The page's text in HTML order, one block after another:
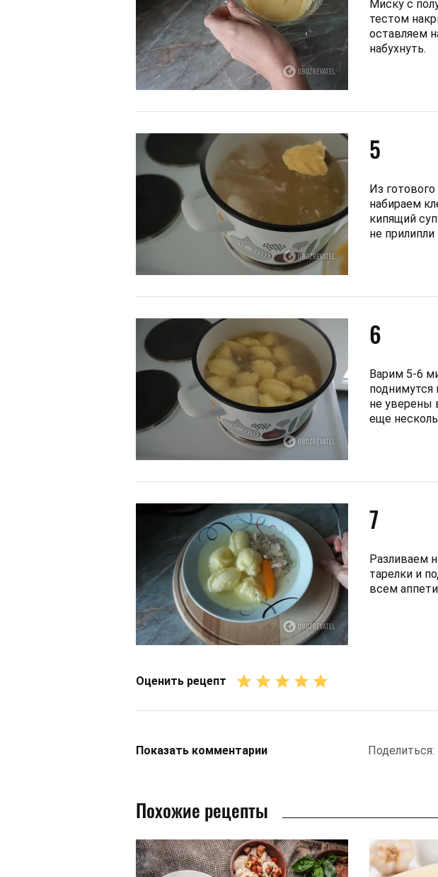
Миску с
тестом
оставляем
набухнуть.
5
Из
набираем
кипящий
не прилипли
6
Варим 5-6
поднимутся
не уверены
еще
7
Разливаем
тарелки и
всем
Оценить рецепт
Показать комментарии Поделиться:
Похожие рецепты